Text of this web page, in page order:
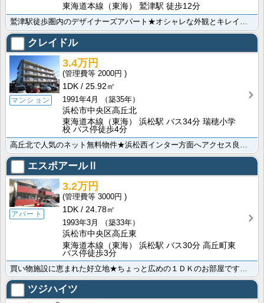
東海道本線（東海） 鷲津駅 徒歩12分
鷲津駅徒歩圏内のデザイナーズアパート★オシャレな外観とキレイなお部屋が魅力的です。嬉しい無料インター･･･
クレイドル
マンション
3.4万円
2000円
1DK
25.92㎡
1991年4月
（築35年）
浜松市中央区高丘北
東海道本線（東海） 浜松駅 バス34分 瑞穂小学
校 バス停徒歩4分
高丘北で人気のネット無料物件★浜松西インター方面へアクセス良好。防音性の高い鉄筋コンクリート造もポイ･･･
エスポアールⅡ
アパート
3.2万円
3000円
1DK
24.78㎡
1993年3月
（築33年）
浜松市中央区高丘東
東海道本線（東海） 浜松駅 バス30分 高丘町東
バス停徒歩3分
ツジハイツ